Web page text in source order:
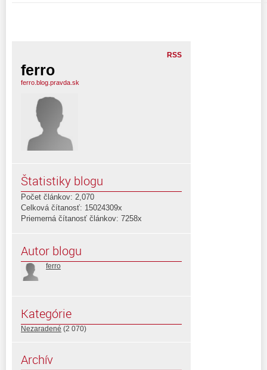
RSS
ferro
ferro.blog.pravda.sk
Štatistiky blogu
Počet článkov: 2,070
Celková čítanosť: 15024309x
Priemerná čítanosť článkov: 7258x
Autor blogu
ferro
Kategórie
Nezaradené (2 070)
Archív